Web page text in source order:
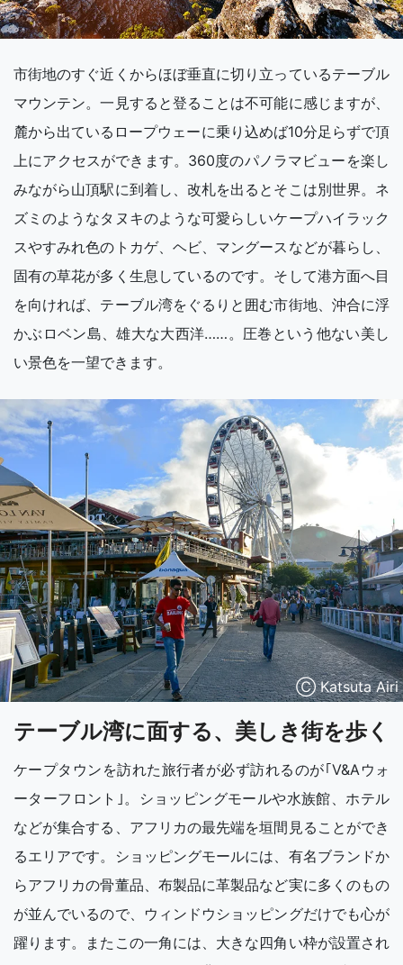
市街地のすぐ近くからほぼ垂直に切り立っているテーブル
マウンテン。一見すると登ることは不可能に感じますが、
麓から出ているロープウェーに乗り込めば10分足らずで頂
上にアクセスができます。360度のパノラマビューを楽し
みながら山頂駅に到着し、改札を出るとそこは別世界。ネ
ズミのようなタヌキのような可愛らしいケープハイラック
スやすみれ色のトカゲ、ヘビ、マングースなどが暮らし、
固有の草花が多く生息しているのです。そして港方面へ目
を向ければ、テーブル湾をぐるりと囲む市街地、沖合に浮
かぶロベン島、雄大な大西洋……。圧巻という他ない美し
い景色を一望できます。
Ⓒ Katsuta Airi
テーブル湾に面する、美しき街を歩く
ケープタウンを訪れた旅行者が必ず訪れるのが｢V&Aウォ
ーターフロント｣。ショッピングモールや水族館、ホテル
などが集合する、アフリカの最先端を垣間見ることができ
るエリアです。ショッピングモールには、有名ブランドか
らアフリカの骨董品、布製品に革製品など実に多くのもの
が並んでいるので、ウィンドウショッピングだけでも心が
躍ります。またこの一角には、大きな四角い枠が設置され